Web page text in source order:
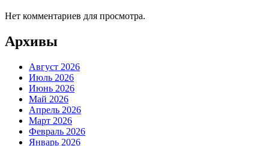
Нет комментариев для просмотра.
Архивы
Август 2026
Июль 2026
Июнь 2026
Май 2026
Апрель 2026
Март 2026
Февраль 2026
Январь 2026